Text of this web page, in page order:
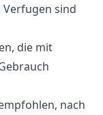
Verfugen sind
die mit
nach